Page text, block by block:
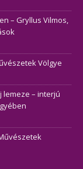
– Gryllus Vilmos,
Völgye
lemeze – interjú